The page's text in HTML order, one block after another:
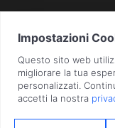
Bergamo n.